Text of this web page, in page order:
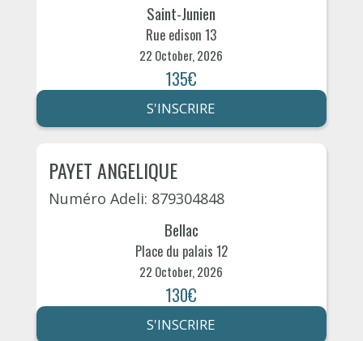
Saint-Junien
Rue edison 13
22 October, 2026
135€
S'INSCRIRE
PAYET ANGELIQUE
Numéro Adeli: 879304848
Bellac
Place du palais 12
22 October, 2026
130€
S'INSCRIRE